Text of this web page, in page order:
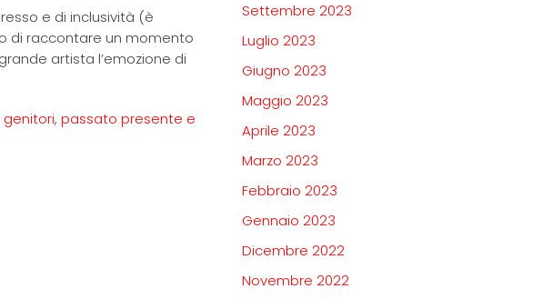
e di inclusività (è
di raccontare un momento
artista l’emozione di
, passato presente e
Settembre 2023
Luglio 2023
Giugno 2023
Maggio 2023
Aprile 2023
Marzo 2023
Febbraio 2023
Gennaio 2023
Dicembre 2022
Novembre 2022